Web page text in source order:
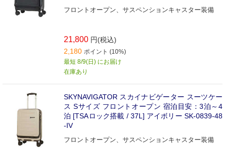
フロントオープン、サスペンションキャスター装備
21,800 円(税込)
2,180 ポイント (10%)
最短 8/9(日) にお届け
在庫あり
SKYNAVIGATOR スカイナビゲーター スーツケー
ス Sサイズ フロントオープン 宿泊目安：3泊～4
泊 [TSAロック搭載 / 37L] アイボリー SK-0839-48
-IV
フロントオープン、サスペンションキャスター装備